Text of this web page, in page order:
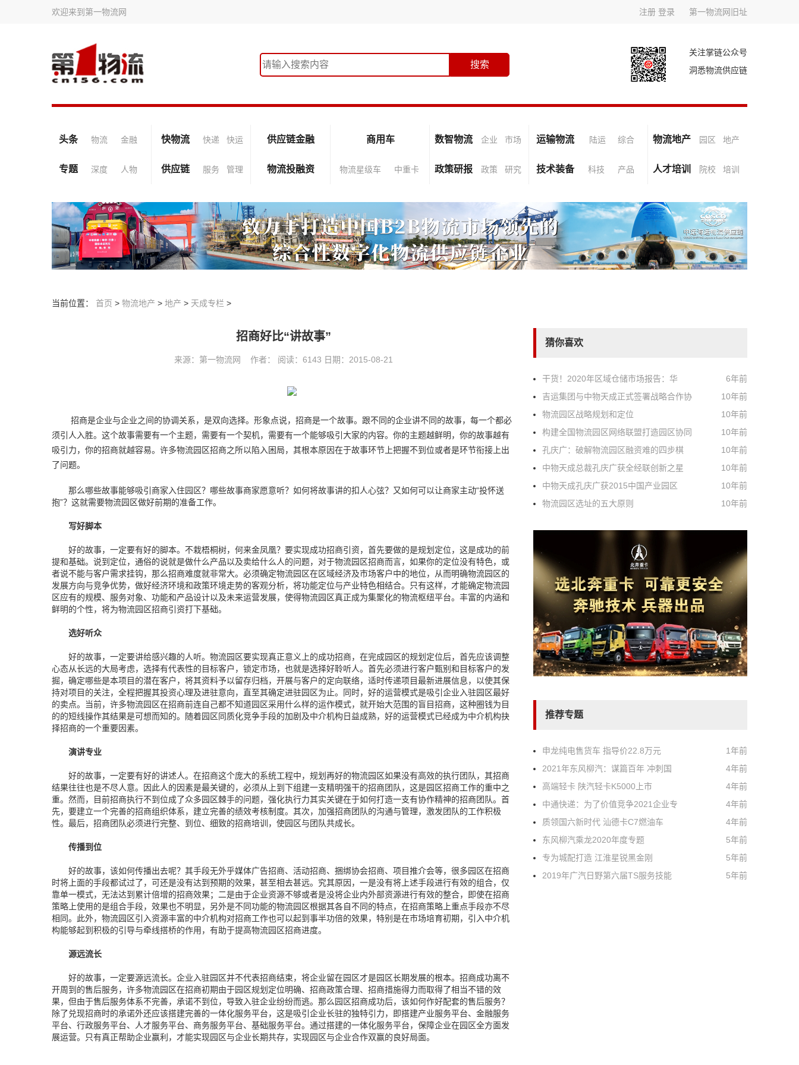
欢迎来到第一物流网 注册 登录 第一物流网旧址
关注掌链公众号
洞悉物流供应链
头条 物流 金融 快物流 快递 快运 供应链金融 商用车 数智物流 企业 市场 运输物流 陆运 综合 物流地产 园区 地产
专题 深度 人物 供应链 服务 管理 物流投融资 物流星级车 中重卡 政策研报 政策 研究 技术装备 科技 产品 人才培训 院校 培训
当前位置： 首页 > 物流地产 > 地产 > 天成专栏 >
招商好比“讲故事”
来源：第一物流网 作者： 阅读：6143 日期：2015-08-21
招商是企业与企业之间的协调关系，是双向选择。形象点说，招商是一个故事。跟不同的企业讲不同的故事，每一个都必
须引人入胜。这个故事需要有一个主题，需要有一个契机，需要有一个能够吸引大家的内容。你的主题越鲜明，你的故事越有
吸引力，你的招商就越容易。许多物流园区招商之所以陷入困局，其根本原因在于故事环节上把握不到位或者是环节衔接上出
了问题。
那么哪些故事能够吸引商家入住园区？哪些故事商家愿意听？如何将故事讲的扣人心弦？又如何可以让商家主动“投怀送
抱”？这就需要物流园区做好前期的准备工作。
写好脚本
好的故事，一定要有好的脚本。不栽梧桐树，何来金凤凰？要实现成功招商引资，首先要做的是规划定位，这是成功的前
提和基础。说到定位，通俗的说就是做什么产品以及卖给什么人的问题，对于物流园区招商而言，如果你的定位没有特色，或
者说不能与客户需求挂钩，那么招商难度就非常大。必须确定物流园区在区域经济及市场客户中的地位，从而明确物流园区的
发展方向与竞争优势，做好经济环境和政策环境走势的客观分析，将功能定位与产业特色相结合。只有这样，才能确定物流园
区应有的规模、服务对象、功能和产品设计以及未来运营发展，使得物流园区真正成为集聚化的物流枢纽平台。丰富的内涵和
鲜明的个性，将为物流园区招商引资打下基础。
选好听众
好的故事，一定要讲给感兴趣的人听。物流园区要实现真正意义上的成功招商，在完成园区的规划定位后，首先应该调整
心态从长远的大局考虑，选择有代表性的目标客户，锁定市场，也就是选择好聆听人。首先必须进行客户甄别和目标客户的发
掘，确定哪些是本项目的潜在客户，将其资料予以留存归档，开展与客户的定向联络，适时传递项目最新进展信息，以使其保
持对项目的关注，全程把握其投资心理及进驻意向，直至其确定进驻园区为止。同时，好的运营模式是吸引企业入驻园区最好
的卖点。当前，许多物流园区在招商前连自己都不知道园区采用什么样的运作模式，就开始大范围的盲目招商，这种圈钱为目
的的短线操作其结果是可想而知的。随着园区同质化竞争手段的加剧及中介机构日益成熟，好的运营模式已经成为中介机构抉
择招商的一个重要因素。
演讲专业
好的故事，一定要有好的讲述人。在招商这个庞大的系统工程中，规划再好的物流园区如果没有高效的执行团队，其招商
结果往往也是不尽人意。因此人的因素是最关键的，必须从上到下组建一支精明强干的招商团队，这是园区招商工作的重中之
重。然而，目前招商执行不到位成了众多园区棘手的问题，强化执行力其实关键在于如何打造一支有协作精神的招商团队。首
先，要建立一个完善的招商组织体系，建立完善的绩效考核制度。其次，加强招商团队的沟通与管理，激发团队的工作积极
性。最后，招商团队必须进行完整、到位、细致的招商培训，使园区与团队共成长。
传播到位
好的故事，该如何传播出去呢？其手段无外乎媒体广告招商、活动招商、捆绑协会招商、项目推介会等，很多园区在招商
时将上面的手段都试过了，可还是没有达到预期的效果，甚至相去甚远。究其原因，一是没有将上述手段进行有效的组合，仅
靠单一模式，无法达到累计倍增的招商效果；二是由于企业资源不够或者是没将企业内外部资源进行有效的整合，即使在招商
策略上使用的是组合手段，效果也不明显，另外是不同功能的物流园区根据其各自不同的特点，在招商策略上重点手段亦不尽
相同。此外，物流园区引入资源丰富的中介机构对招商工作也可以起到事半功倍的效果，特别是在市场培育初期，引入中介机
构能够起到积极的引导与牵线搭桥的作用，有助于提高物流园区招商进度。
源远流长
好的故事，一定要源远流长。企业入驻园区并不代表招商结束，将企业留在园区才是园区长期发展的根本。招商成功离不
开周到的售后服务，许多物流园区在招商初期由于园区规划定位明确、招商政策合理、招商措施得力而取得了相当不错的效
果，但由于售后服务体系不完善，承诺不到位，导致入驻企业纷纷而逃。那么园区招商成功后，该如何作好配套的售后服务？
除了兑现招商时的承诺外还应该搭建完善的一体化服务平台，这是吸引企业长驻的独特引力，即搭建产业服务平台、金融服务
平台、行政服务平台、人才服务平台、商务服务平台、基础服务平台。通过搭建的一体化服务平台，保障企业在园区全方面发
展运营。只有真正帮助企业赢利，才能实现园区与企业长期共存，实现园区与企业合作双赢的良好局面。
猜你喜欢
干货！2020年区域仓储市场报告：华
6年前
吉运集团与中物天成正式签署战略合作协
10年前
物流园区战略规划和定位
10年前
构建全国物流园区网络联盟打造园区协同
10年前
孔庆广：破解物流园区融资难的四步棋
10年前
中物天成总裁孔庆广获全经联创新之星
10年前
中物天成孔庆广获2015中国产业园区
10年前
物流园区选址的五大原则
10年前
推荐专题
申龙纯电售货车 指导价22.8万元
1年前
2021年东风柳汽：谋篇百年 冲刺国
4年前
高端轻卡 陕汽轻卡K5000上市
4年前
中通快递：为了价值竞争2021企业专
4年前
质领国六新时代 汕德卡C7燃油车
4年前
东风柳汽乘龙2020年度专题
5年前
专为城配打造 江淮星锐黑金刚
5年前
2019年广汽日野第六届TS服务技能
5年前